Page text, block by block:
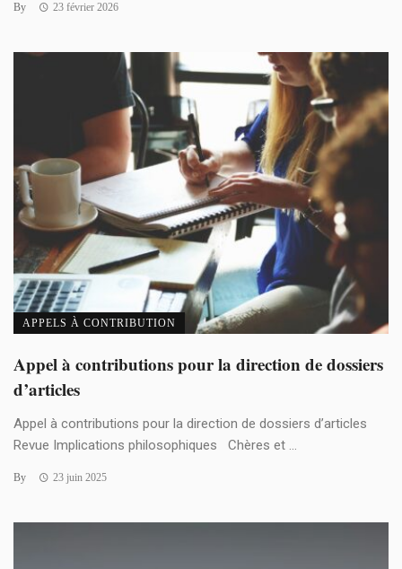
By 23 février 2026
APPELS À CONTRIBUTION
Appel à contributions pour la direction de dossiers
d’articles
Appel à contributions pour la direction de dossiers d’articles
Revue Implications philosophiques Chères et ...
By 23 juin 2025